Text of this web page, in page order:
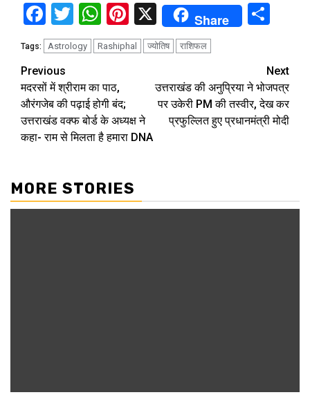
Facebook
Twitter
WhatsApp
Pinterest
X Share
Tags: Astrology Rashiphal ज्योतिष राशिफल
Continue
Reading
Previous
मदरसों में श्रीराम का पाठ,
औरंगजेब की पढ़ाई होगी बंद;
उत्तराखंड वक्फ बोर्ड के अध्यक्ष ने
कहा- राम से मिलता है हमारा DNA
Next
उत्तराखंड की अनुप्रिया ने भोजपत्र
पर उकेरी PM की तस्वीर, देख कर
प्रफुल्लित हुए प्रधानमंत्री मोदी
MORE STORIES